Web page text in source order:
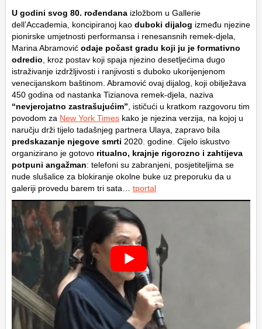
U godini svog 80. rođendana izložbom u Gallerie
dell’Accademia, koncipiranoj kao duboki dijalog između njezine
pionirske umjetnosti performansa i renesansnih remek-djela,
Marina Abramović odaje počast gradu koji ju je formativno
odredio , kroz postav koji spaja njezino desetljećima dugo
istraživanje izdržljivosti i ranjivosti s duboko ukorijenjenom
venecijanskom baštinom. Abramović ovaj dijalog, koji obilježava
450 godina od nastanka Tizianova remek-djela, naziva
“nevjerojatno zastrašujućim” , ističući u kratkom razgovoru tim
povodom za New York Times kako je njezina verzija, na kojoj u
naručju drži tijelo tadašnjeg partnera Ulaya, zapravo bila
predskazanje njegove smrti 2020. godine. Cijelo iskustvo
organizirano je gotovo ritualno, krajnje rigorozno i zahtijeva
potpuni angažman: telefoni su zabranjeni, posjetiteljima se
nude slušalice za blokiranje okolne buke uz preporuku da u
galeriji provedu barem tri sata… tportal